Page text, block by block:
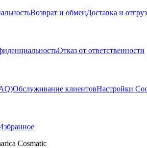
Возврат и обменДоставка и
Отказ от ответственности
Обслуживание клиентовНастройки
Cosmatic